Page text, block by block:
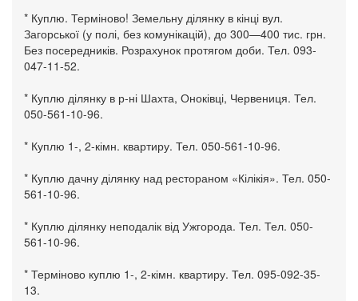
* Куплю. Терміново! Земельну ділянку в кінці вул.
Загорської (у полі, без комунікацій), до 300—400 тис. грн.
Без посередників. Розрахунок протягом доби. Тел. 093-
047-11-52.
* Куплю ділянку в р-ні Шахта, Оноківці, Червениця. Тел.
050-561-10-96.
* Куплю 1-, 2-кімн. квартиру. Тел. 050-561-10-96.
* Куплю дачну ділянку над рестораном «Кілікія». Тел. 050-
561-10-96.
* Куплю ділянку неподалік від Ужгорода. Тел. Тел. 050-
561-10-96.
* Терміново куплю 1-, 2-кімн. квартиру. Тел. 095-092-35-
13.